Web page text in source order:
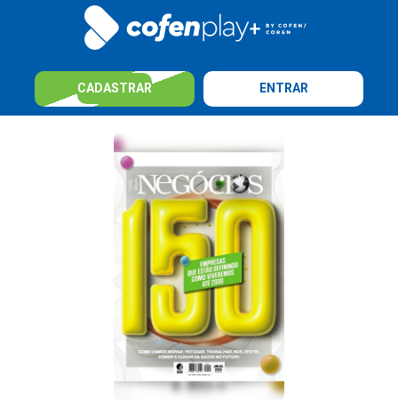
CADASTRAR ENTRAR